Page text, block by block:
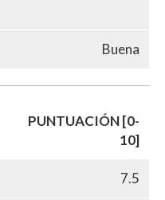
Buena
PUNTUACIÓN [0-
10]
7.5